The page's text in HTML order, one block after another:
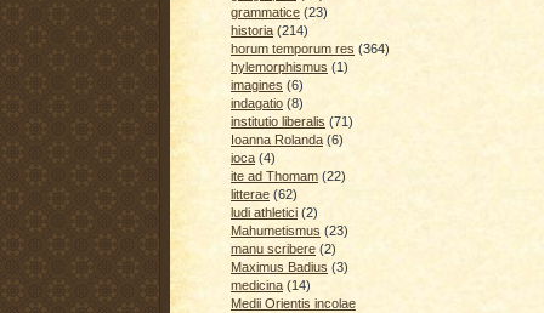
grammatice (23)
historia (214)
horum temporum res (364)
hylemorphismus (1)
imagines (6)
indagatio (8)
institutio liberalis (71)
Ioanna Rolanda (6)
ioca (4)
ite ad Thomam (22)
litterae (62)
ludi athletici (2)
Mahumetismus (23)
manu scribere (2)
Maximus Badius (3)
medicina (14)
Medii Orientis incolae